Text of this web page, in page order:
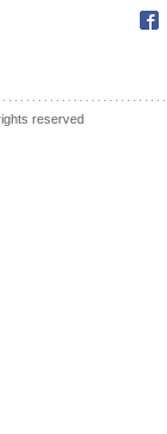
reserved